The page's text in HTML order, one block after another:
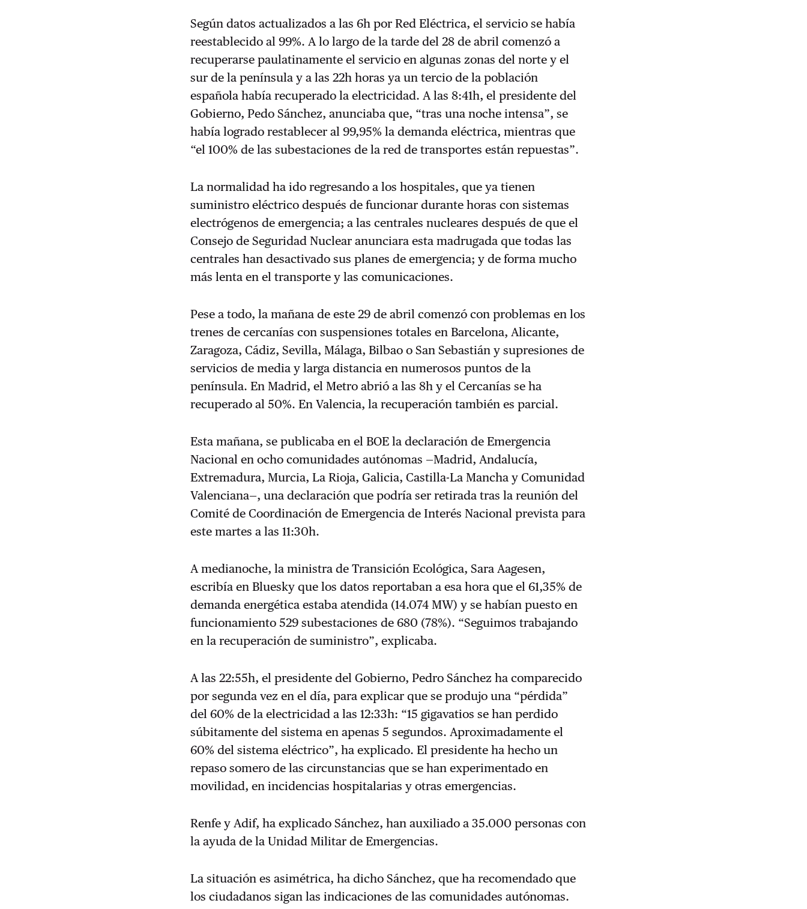
Según datos actualizados a las 6h por Red Eléctrica, el servicio se había
reestablecido al 99%. A lo largo de la tarde del 28 de abril comenzó a
recuperarse paulatinamente el servicio en algunas zonas del norte y el
sur de la península y a las 22h horas ya un tercio de la población
española había recuperado la electricidad. A las 8:41h, el presidente del
Gobierno, Pedo Sánchez, anunciaba que, “tras una noche intensa”, se
había logrado restablecer al 99,95% la demanda eléctrica, mientras que
“el 100% de las subestaciones de la red de transportes están repuestas”.
La normalidad ha ido regresando a los hospitales, que ya tienen
suministro eléctrico después de funcionar durante horas con sistemas
electrógenos de emergencia; a las centrales nucleares después de que el
Consejo de Seguridad Nuclear anunciara esta madrugada que todas las
centrales han desactivado sus planes de emergencia; y de forma mucho
más lenta en el transporte y las comunicaciones.
Pese a todo, la mañana de este 29 de abril comenzó con problemas en los
trenes de cercanías con suspensiones totales en Barcelona, Alicante,
Zaragoza, Cádiz, Sevilla, Málaga, Bilbao o San Sebastián y supresiones de
servicios de media y larga distancia en numerosos puntos de la
península. En Madrid, el Metro abrió a las 8h y el Cercanías se ha
recuperado al 50%. En Valencia, la recuperación también es parcial.
Esta mañana, se publicaba en el BOE la declaración de Emergencia
Nacional en ocho comunidades autónomas —Madrid, Andalucía,
Extremadura, Murcia, La Rioja, Galicia, Castilla-La Mancha y Comunidad
Valenciana—, una declaración que podría ser retirada tras la reunión del
Comité de Coordinación de Emergencia de Interés Nacional prevista para
este martes a las 11:30h.
A medianoche, la ministra de Transición Ecológica, Sara Aagesen,
escribía en Bluesky que los datos reportaban a esa hora que el 61,35% de
demanda energética estaba atendida (14.074 MW) y se habían puesto en
funcionamiento 529 subestaciones de 680 (78%). “Seguimos trabajando
en la recuperación de suministro”, explicaba.
A las 22:55h, el presidente del Gobierno, Pedro Sánchez ha comparecido
por segunda vez en el día, para explicar que se produjo una “pérdida”
del 60% de la electricidad a las 12:33h: “15 gigavatios se han perdido
súbitamente del sistema en apenas 5 segundos. Aproximadamente el
60% del sistema eléctrico”, ha explicado. El presidente ha hecho un
repaso somero de las circunstancias que se han experimentado en
movilidad, en incidencias hospitalarias y otras emergencias.
Renfe y Adif, ha explicado Sánchez, han auxiliado a 35.000 personas con
la ayuda de la Unidad Militar de Emergencias.
La situación es asimétrica, ha dicho Sánchez, que ha recomendado que
los ciudadanos sigan las indicaciones de las comunidades autónomas.